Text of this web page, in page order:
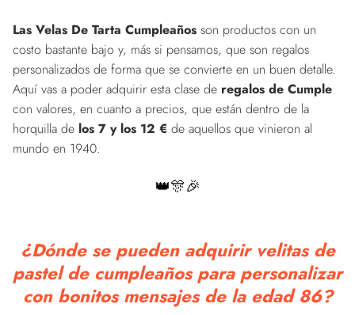
Las Velas De Tarta Cumpleaños son productos con un
costo bastante bajo y, más si pensamos, que son regalos
personalizados de forma que se convierte en un buen detalle.
Aquí vas a poder adquirir esta clase de regalos de Cumple
con valores, en cuanto a precios, que están dentro de la
horquilla de los 7 y los 12 € de aquellos que vinieron al
mundo en 1940.
👑🎊🎉
¿Dónde se pueden adquirir velitas de
pastel de cumpleaños para personalizar
con bonitos mensajes de la edad 86?